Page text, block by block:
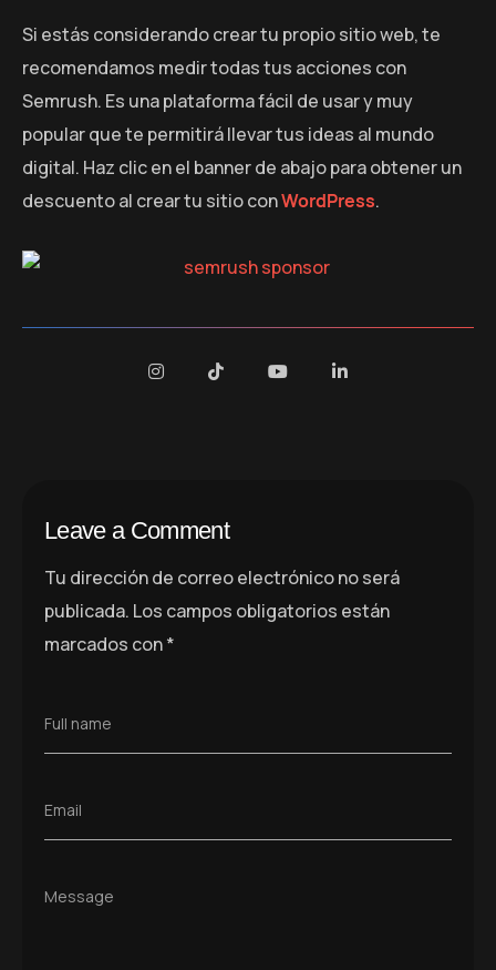
Si estás considerando crear tu propio sitio web, te
recomendamos medir todas tus acciones con
Semrush. Es una plataforma fácil de usar y muy
popular que te permitirá llevar tus ideas al mundo
digital. Haz clic en el banner de abajo para obtener un
descuento al crear tu sitio conWordPress.
Leave a Comment
Tu dirección de correo electrónico no será
publicada. Los campos obligatorios están
marcados con*
Full name
Email
Message